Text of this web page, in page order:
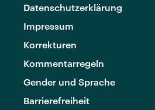
Datenschutzerklärung
Impressum
Korrekturen
Kommentarregeln
Gender und Sprache
Barrierefreiheit